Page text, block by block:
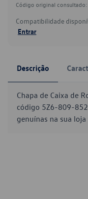
Código original consultado:
Compatibilidade
Entrar
Descrição
Chapa de Caixa de
código 5Z6-809-
genuínas na sua